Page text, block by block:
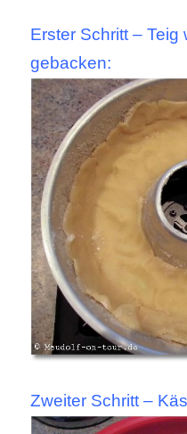
Erster Schritt – Teig
gebacken:
Zweiter Schritt –